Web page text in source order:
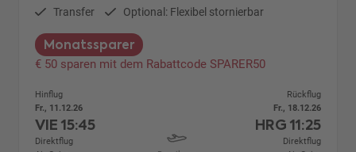
Transfer Optional: Flexibel stornierbar
Monatssparer
€ 50 sparen mit dem Rabattcode SPARER50
Hinflug
Fr., 11.12.26
VIE15:45
Direktflug
Rückflug
Fr., 18.12.26
HRG 11:25
Direktflug